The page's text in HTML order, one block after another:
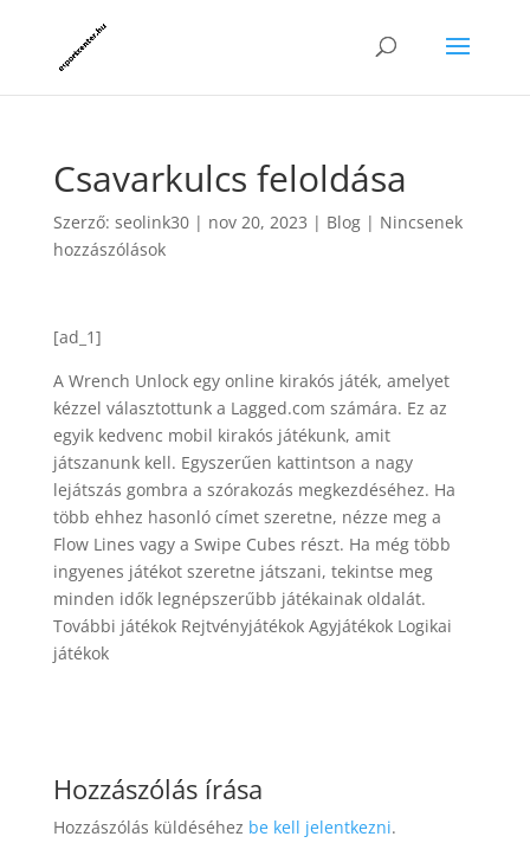
Csavarkulcs feloldása
Szerző: seolink30| nov 20, 2023 | Blog| Nincsenek
hozzászólások
[ad_1]
A Wrench Unlock egy online kirakós játék, amelyet
kézzel választottunk a Lagged.com számára. Ez az
egyik kedvenc mobil kirakós játékunk, amit
játszanunk kell. Egyszerűen kattintson a nagy
lejátszás gombra a szórakozás megkezdéséhez. Ha
több ehhez hasonló címet szeretne, nézze meg a
Flow Lines vagy a Swipe Cubes részt. Ha még több
ingyenes játékot szeretne játszani, tekintse meg
minden idők legnépszerűbb játékainak oldalát.
További játékok Rejtvényjátékok Agyjátékok Logikai
játékok
Hozzászólás írása
Hozzászólás küldéséhez be kell jelentkezni.